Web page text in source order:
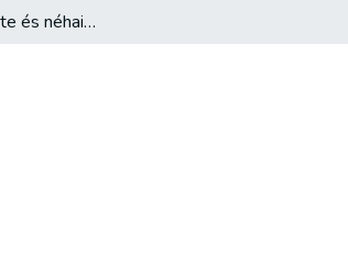
A temető épülete és néhai szertartásterme